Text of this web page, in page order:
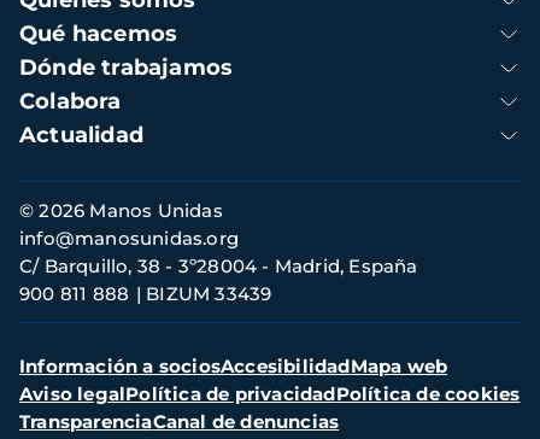
principal
Qué hacemos
Dónde trabajamos
Colabora
Actualidad
Información
de
contacto
© 2026 Manos Unidas
C/ Barquillo, 38 - 3º28004 - Madrid, España
900 811 888
BIZUM 33439
info@manosunidas.org
Menú
secundario
Información a sociosAccesibilidadMapa web
Aviso legalPolítica de privacidadPolítica de cookies
TransparenciaCanal de denuncias